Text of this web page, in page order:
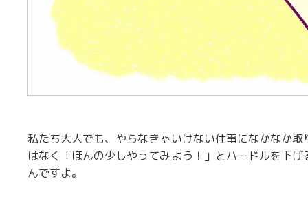
私たち大人でも、やらなきゃいけない仕事になかなか
はなく「ほんの少しやってみよう！」とハードルを下
んですよ。